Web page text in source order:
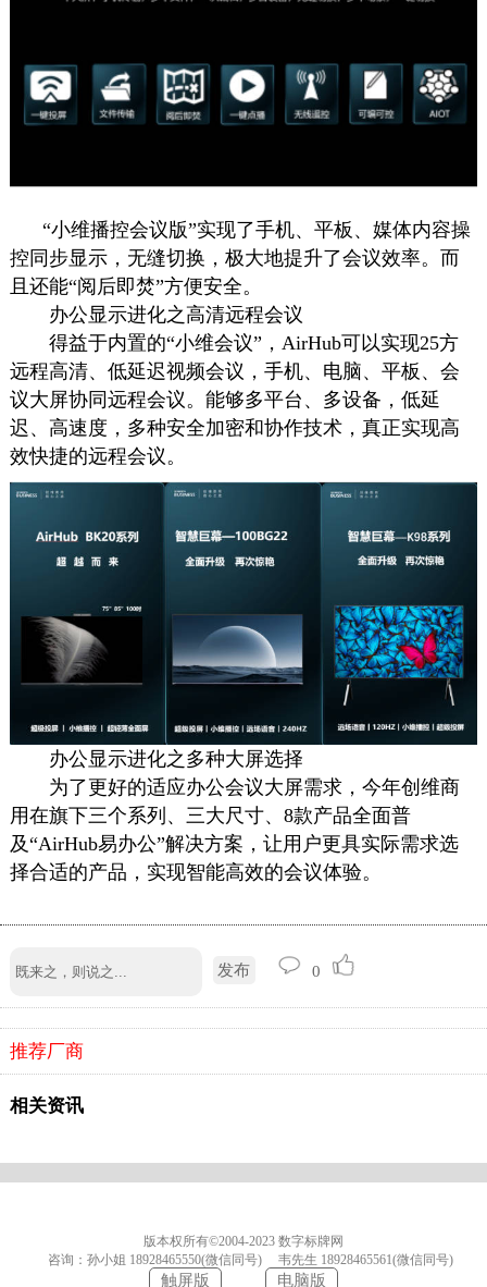
“小维播控会议版”实现了手机、平板、媒体内容操
控同步显示，无缝切换，极大地提升了会议效率。而
且还能“阅后即焚”方便安全。
办公显示进化之高清远程会议
得益于内置的“小维会议”，AirHub可以实现25方
远程高清、低延迟视频会议，手机、电脑、平板、会
议大屏协同远程会议。能够多平台、多设备，低延
迟、高速度，多种安全加密和协作技术，真正实现高
效快捷的远程会议。
办公显示进化之多种大屏选择
为了更好的适应办公会议大屏需求，今年创维商
用在旗下三个系列、三大尺寸、8款产品全面普
及“AirHub易办公”解决方案，让用户更具实际需求选
择合适的产品，实现智能高效的会议体验。
发布 0
推荐厂商
相关资讯
版本权所有©2004-2023 数字标牌网
咨询：孙小姐 18928465550(微信同号) 韦先生 18928465561(微信同号)
触屏版 电脑版